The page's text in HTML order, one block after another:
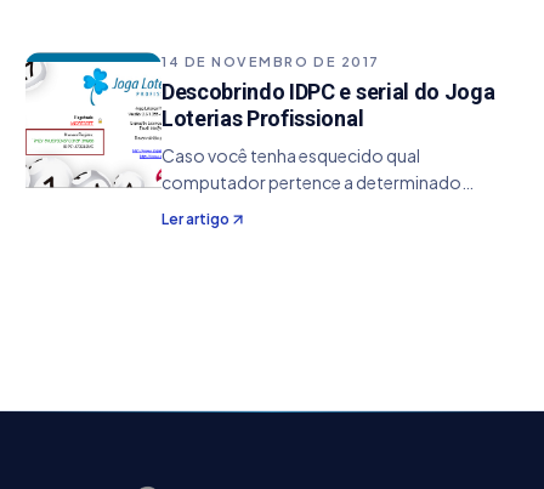
14 DE NOVEMBRO DE 2017
Descobrindo IDPC e serial do Joga
Loterias Profissional
Caso você tenha esquecido qual
computador pertence a determinado
registro, o Joga Loterias Profissional possui
informações de qual IDPC pertence
Ler artigo